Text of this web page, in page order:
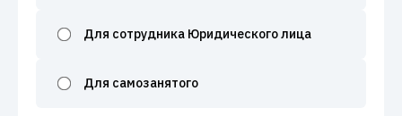
Для сотрудника Юридического лица
Для самозанятого